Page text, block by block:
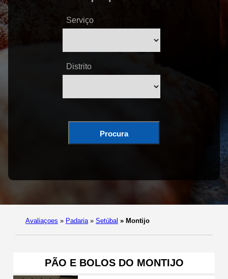
Serviço
Distrito
Procura
Avaliaçoes » Padaria » Setúbal » Montijo
PÃO E BOLOS DO MONTIJO